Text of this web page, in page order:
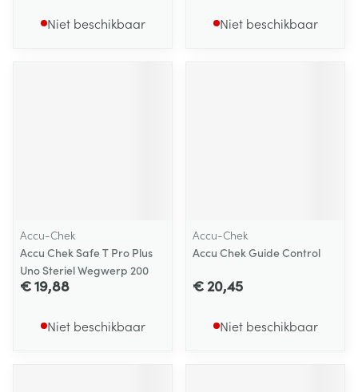
Niet beschikbaar Niet beschikbaar
Accu-Chek
Accu Chek Safe T Pro Plus
Uno Steriel Wegwerp 200
€ 19,88
Niet beschikbaar
Accu-Chek
Accu Chek Guide Control
€ 20,45
Niet beschikbaar